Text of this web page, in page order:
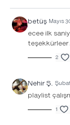
betüş Mayıs
ecee ilk
teşekkürleer
2
Nehir Ş.
playlist
1